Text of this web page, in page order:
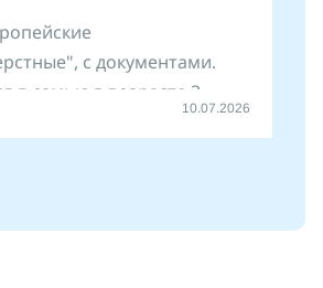
с документами.
в семью в возрасте 3
девочки и
10.07.2026